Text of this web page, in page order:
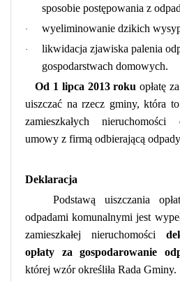
sposobie postępowania z
· wyeliminowanie dzikich
·
likwidacja zjawiska palenia
gospodarstwach domowych.
Od 1 lipca 2013 roku opłatę
uiszczać na rzecz gminy, która
zamieszkałych nieruchomości
umowy z firmą odbierającą
Deklaracja
Podstawą uiszczania
odpadami komunalnymi jest
zamieszkałej nieruchomości
opłaty za gospodarowanie
której wzór określiła Rada Gminy.